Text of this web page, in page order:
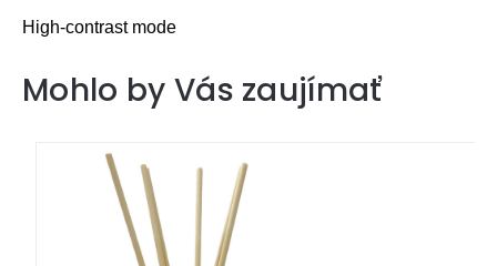
High-contrast mode
Mohlo by Vás zaujímať